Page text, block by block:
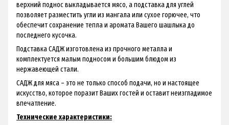
верхний поднос выкладывается мясо, а подставка для углей
позволяет разместить угли из мангала или сухое горючее, что
обеспечит сохранение тепла и аромата Вашего шашлыка до
последнего кусочка.
Подставка САДЖ изготовлена из прочного металла и
комплектуется малым подносом и большим блюдом из
нержавеющей стали.
САДЖ для мяса – это не только способ подачи, но и настоящее
искусство, которое поразит Ваших гостей и оставит неизгладимое
впечатление.
Технические характеристики: